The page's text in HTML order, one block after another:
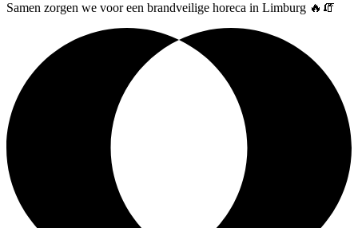
Samen zorgen we voor een brandveilige horeca in Limburg 🔥🧯